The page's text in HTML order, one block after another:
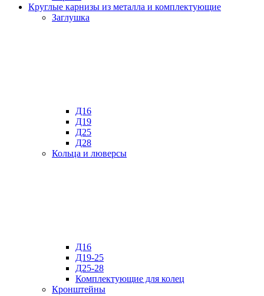
Круглые карнизы из металла и комплектующие
Заглушка
Д16
Д19
Д25
Д28
Кольца и люверсы
Д16
Д19-25
Д25-28
Комплектующие для колец
Кронштейны